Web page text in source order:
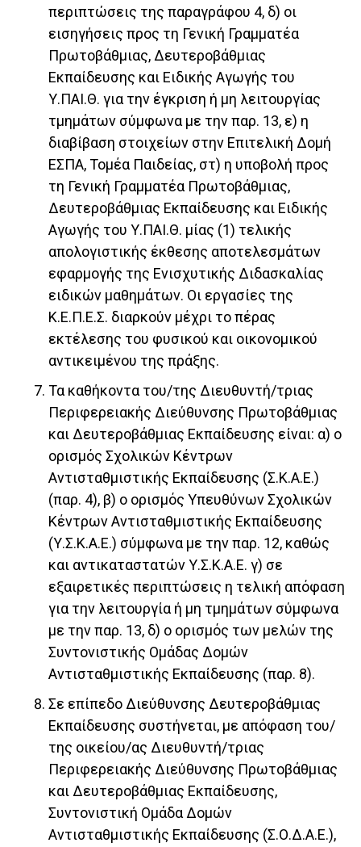
περιπτώσεις της παραγράφου 4, δ) οι
εισηγήσεις προς τη Γενική Γραμματέα
Πρωτοβάθμιας, Δευτεροβάθμιας
Εκπαίδευσης και Ειδικής Αγωγής του
Υ.ΠΑΙ.Θ. για την έγκριση ή μη λειτουργίας
τμημάτων σύμφωνα με την παρ. 13, ε) η
διαβίβαση στοιχείων στην Επιτελική Δομή
ΕΣΠΑ, Τομέα Παιδείας, στ) η υποβολή προς
τη Γενική Γραμματέα Πρωτοβάθμιας,
Δευτεροβάθμιας Εκπαίδευσης και Ειδικής
Αγωγής του Υ.ΠΑΙ.Θ. μίας (1) τελικής
απολογιστικής έκθεσης αποτελεσμάτων
εφαρμογής της Ενισχυτικής Διδασκαλίας
ειδικών μαθημάτων. Οι εργασίες της
Κ.Ε.Π.Ε.Σ. διαρκούν μέχρι το πέρας
εκτέλεσης του φυσικού και οικονομικού
αντικειμένου της πράξης.
Τα καθήκοντα του/της Διευθυντή/τριας
Περιφερειακής Διεύθυνσης Πρωτοβάθμιας
και Δευτεροβάθμιας Εκπαίδευσης είναι: α) ο
ορισμός Σχολικών Κέντρων
Αντισταθμιστικής Εκπαίδευσης (Σ.Κ.Α.Ε.)
(παρ. 4), β) ο ορισμός Υπευθύνων Σχολικών
Κέντρων Αντισταθμιστικής Εκπαίδευσης
(Υ.Σ.Κ.Α.Ε.) σύμφωνα με την παρ. 12, καθώς
και αντικαταστατών Υ.Σ.Κ.Α.Ε. γ) σε
εξαιρετικές περιπτώσεις η τελική απόφαση
για την λειτουργία ή μη τμημάτων σύμφωνα
με την παρ. 13, δ) ο ορισμός των μελών της
Συντονιστικής Ομάδας Δομών
Αντισταθμιστικής Εκπαίδευσης (παρ. 8).
Σε επίπεδο Διεύθυνσης Δευτεροβάθμιας
Εκπαίδευσης συστήνεται, με απόφαση του/
της οικείου/ας Διευθυντή/τριας
Περιφερειακής Διεύθυνσης Πρωτοβάθμιας
και Δευτεροβάθμιας Εκπαίδευσης,
Συντονιστική Ομάδα Δομών
Αντισταθμιστικής Εκπαίδευσης (Σ.Ο.Δ.Α.Ε.),